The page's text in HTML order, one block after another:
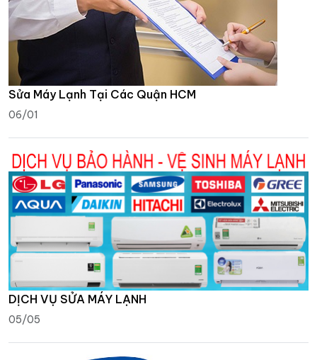
Sửa Máy Lạnh Tại Các Quận HCM
06/01
DỊCH VỤ SỬA MÁY LẠNH
05/05